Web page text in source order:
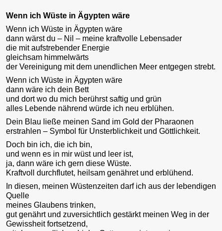
Wenn ich Wüste in Ägypten wäre
Wenn ich Wüste in Ägypten wäre
dann wärst du – Nil – meine kraftvolle Lebensader
die mit aufstrebender Energie
gleichsam himmelwärts
der Vereinigung mit dem unendlichen Meer entgegen strebt.
Wenn ich Wüste in Ägypten wäre
dann wäre ich dein Bett
und dort wo du mich berührst saftig und grün
alles Lebende nährend würde ich neu erblühen.
Dein Blau ließe meinen Sand im Gold der Pharaonen
erstrahlen – Symbol für Unsterblichkeit und Göttlichkeit.
Doch bin ich, die ich bin,
und wenn es in mir wüst und leer ist,
ja, dann wäre ich gern diese Wüste.
Kraftvoll durchflutet, heilsam genähret und erblühend.
In diesen, meinen Wüstenzeiten darf ich aus der lebendigen
Quelle
meines Glaubens trinken,
gut genährt und zuversichtlich gestärkt meinen Weg in der
Gewissheit fortsetzend,